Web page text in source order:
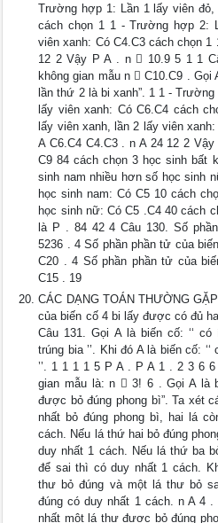
Trường hợp 1: Lần 1 lấy viên
cách chọn 1 1 - Trường hợp 2:
viên xanh: Có C4.C3 cách chọn 1
12 2 Vậy P A . n  10.9 5 1 1
không gian mẫu n  C10.C9 .
lần thứ 2 là bi xanh”. 1 1 -
lấy viên xanh: Có C6.C4 cách
lấy viên xanh, lần 2 lấy viên
A C6.C4 C4.C3 . n A 24 12 2
C9 84 cách chọn 3 học sinh bất
sinh nam nhiều hơn số học sinh
học sinh nam: Có C5 10 cách
học sinh nữ: Có C5 .C4 40 cách
là P . 84 42 4 Câu 130. Số
5236 . 4 Số phần phần tử của
C20 . 4 Số phần phần tử của
C15 . 19
CÁC DẠNG TOÁN THƯỜNG
của biến cố 4 bi lấy được có đủ
Câu 131. Gọi A là biến cố: ‘‘
trúng bia ’’. Khi đó A là biến cố:
’’. 1 1 1 1 5 P A . P A 1 . 2 3 6
gian mẫu là: n  3! 6 . Gọi A là
được bỏ đúng phong bì”. Ta xét
nhất bỏ đúng phong bì, hai lá
cách. Nếu lá thứ hai bỏ đúng
duy nhất 1 cách. Nếu lá thứ ba
để sai thì có duy nhất 1 cách.
thư bỏ đúng và một lá thư bỏ
đúng có duy nhất 1 cách. n A 4
nhất một lá thư được bỏ đúng